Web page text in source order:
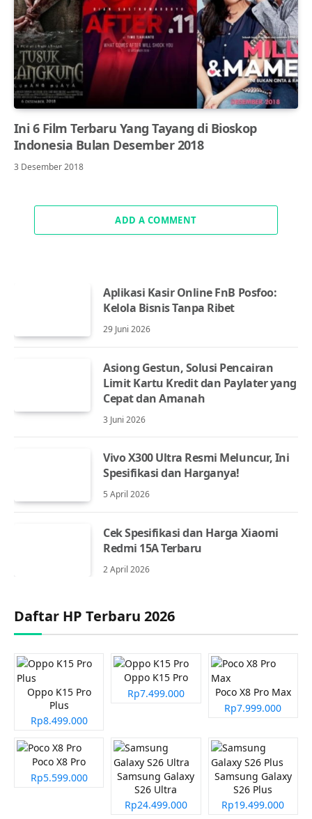
Ini 6 Film Terbaru Yang Tayang di Bioskop
Indonesia Bulan Desember 2018
3 Desember 2018
ADD A COMMENT
Aplikasi Kasir Online FnB Posfoo:
Kelola Bisnis Tanpa Ribet
29 Juni 2026
Asiong Gestun, Solusi Pencairan
Limit Kartu Kredit dan Paylater yang
Cepat dan Amanah
3 Juni 2026
Vivo X300 Ultra Resmi Meluncur, Ini
Spesifikasi dan Harganya!
5 April 2026
Cek Spesifikasi dan Harga Xiaomi
Redmi 15A Terbaru
2 April 2026
Daftar HP Terbaru 2026
Oppo K15 Pro
Plus
Rp8.499.000
Oppo K15 Pro
Rp7.499.000
Poco X8 Pro Max
Rp7.999.000
Poco X8 Pro
Rp5.599.000
Samsung Galaxy
S26 Ultra
Rp24.499.000
Samsung Galaxy
S26 Plus
Rp19.499.000